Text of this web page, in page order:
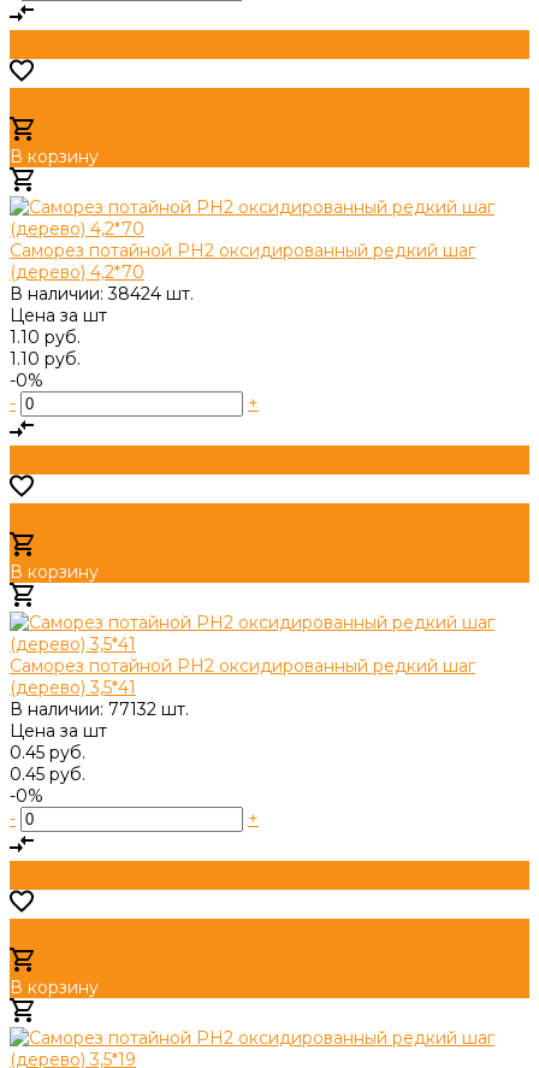
В корзину
Саморез потайной PH2 оксидированный редкий шаг
(дерево) 4,2*70
В наличии: 38424 шт.
Цена за шт
1.10 руб.
1.10 руб.
-0%
-
+
В корзину
Саморез потайной PH2 оксидированный редкий шаг
(дерево) 3,5*41
В наличии: 77132 шт.
Цена за шт
0.45 руб.
0.45 руб.
-0%
-
+
В корзину